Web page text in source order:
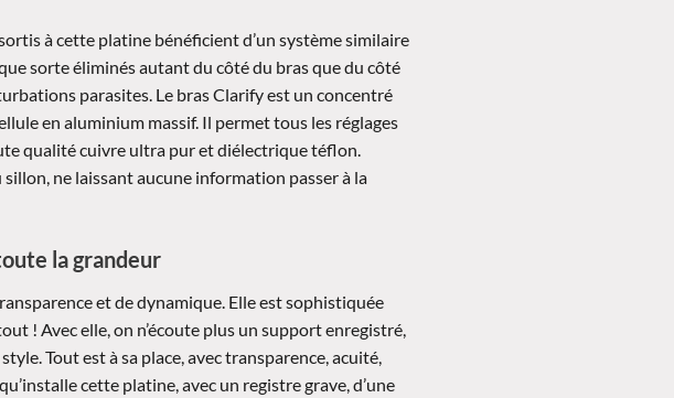
à cette platine bénéficient d’un système similaire
sorte éliminés autant du côté du bras que du côté
parasites. Le bras Clarify est un concentré
en aluminium massif. Il permet tous les réglages
qualité cuivre ultra pur et diélectrique téflon.
ne laissant aucune information passer à la
la grandeur
et de dynamique. Elle est sophistiquée
! Avec elle, on n’écoute plus un support enregistré,
Tout est à sa place, avec transparence, acuité,
cette platine, avec un registre grave, d’une